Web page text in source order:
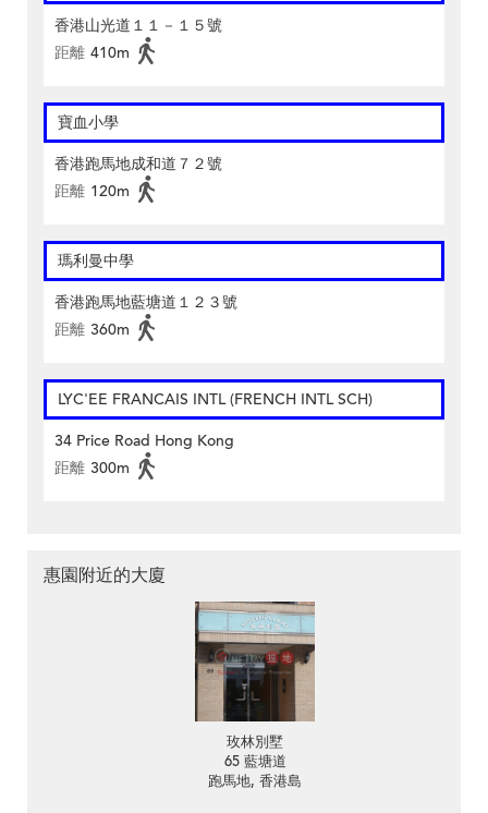
香港山光道１１－１５號
距離 410m
寶血小學
香港跑馬地成和道７２號
距離 120m
瑪利曼中學
香港跑馬地藍塘道１２３號
距離 360m
LYC'EE FRANCAIS INTL (FRENCH INTL SCH)
34 Price Road Hong Kong
距離 300m
惠園附近的大廈
玫林別墅
65 藍塘道
跑馬地, 香港島